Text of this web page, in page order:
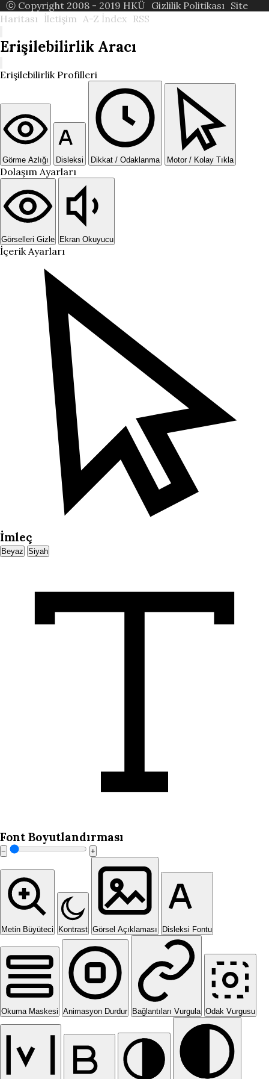
ⓒ Copyright 2008 - 2019 HKÜ Gizlilik Politikası Site
Haritası İletişim A-Z İndex RSS
Erişilebilirlik Aracı
Erişilebilirlik Profilleri
Görme Azlığı Disleksi Dikkat / Odaklanma Motor / Kolay Tıkla
Dolaşım Ayarları
Görselleri Gizle Ekran Okuyucu
İçerik Ayarları
İmleç
Beyaz Siyah
Font Boyutlandırması
− +
Metin Büyüteci Kontrast Görsel Açıklaması Disleksi Fontu
Okuma Maskesi Animasyon Durdur Bağlantıları Vurgula Odak Vurgusu